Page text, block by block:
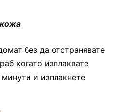
без да отстранявате
когато изплаквате
и изплакнете